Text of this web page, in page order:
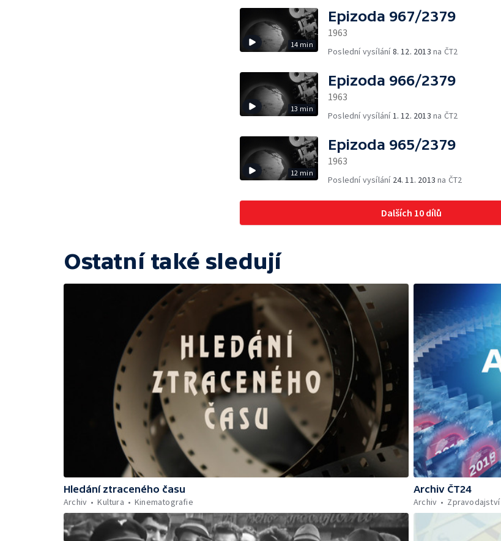
14 min
Epizoda 967/2379
1963
Poslední vysílání8. 12. 2013 na ČT2
13 min
Epizoda 966/2379
1963
Poslední vysílání 1. 12. 2013 na ČT2
12 min
Epizoda 965/2379
1963
Poslední vysílání 24. 11. 2013 na ČT2
Dalších 10 dílů
Ostatní také sledují
Hledání ztraceného času
Archiv
Kultura Kinematografie
Archiv ČT24
Archiv
Zpravodajství